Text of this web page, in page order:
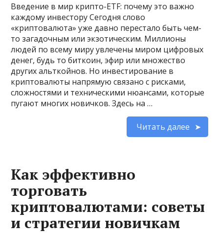
Введение в мир крипто-ETF: почему это важно
каждому инвестору Сегодня слово
«криптовалюта» уже давно перестало быть чем-
то загадочным или экзотическим. Миллионы
людей по всему миру увлечены миром цифровых
денег, будь то биткоин, эфир или множество
других альткойнов. Но инвестирование в
криптовалюты напрямую связано с рисками,
сложностями и техническими нюансами, которые
пугают многих новичков. Здесь на …
Читать далее
Как эффективно
торговать
криптовалютами: советы
и стратегии новичкам